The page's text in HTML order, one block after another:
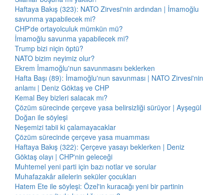
Haftaya Bakış (323): NATO Zirvesi'nin ardından | İmamoğlu
savunma yapabilecek mi?
CHP'de ortayolculuk mümkün mü?
İmamoğlu savunma yapabilecek mi?
Trump bizi niçin öptü?
NATO bizim neyimiz olur?
Ekrem İmamoğlu'nun savunmasını beklerken
Hafta Başı (89): İmamoğlu'nun savunması | NATO Zirvesi'nin
anlamı | Deniz Göktaş ve CHP
Kemal Bey bizleri salacak mı?
Çözüm sürecinde çerçeve yasa belirsizliği sürüyor | Ayşegül
Doğan ile söyleşi
Neşemizi tabii ki çalamayacaklar
Çözüm sürecinde çerçeve yasa muamması
Haftaya Bakış (322): Çerçeve yasayı beklerken | Deniz
Göktaş olayı | CHP'nin geleceği
Muhtemel yeni parti için bazı notlar ve sorular
Muhafazakâr ailelerin seküler çocukları
Hatem Ete ile söyleşi: Özel'in kuracağı yeni bir partinin